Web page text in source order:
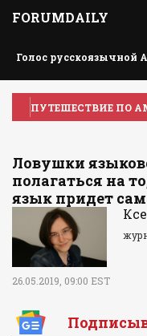
FORUMDAILY
Голос русскоязычной
ПУТЕШЕСТВИЕ ПО
Ловушки
полагаться на
язык придет сам
26.05.2019, 09:00 EST